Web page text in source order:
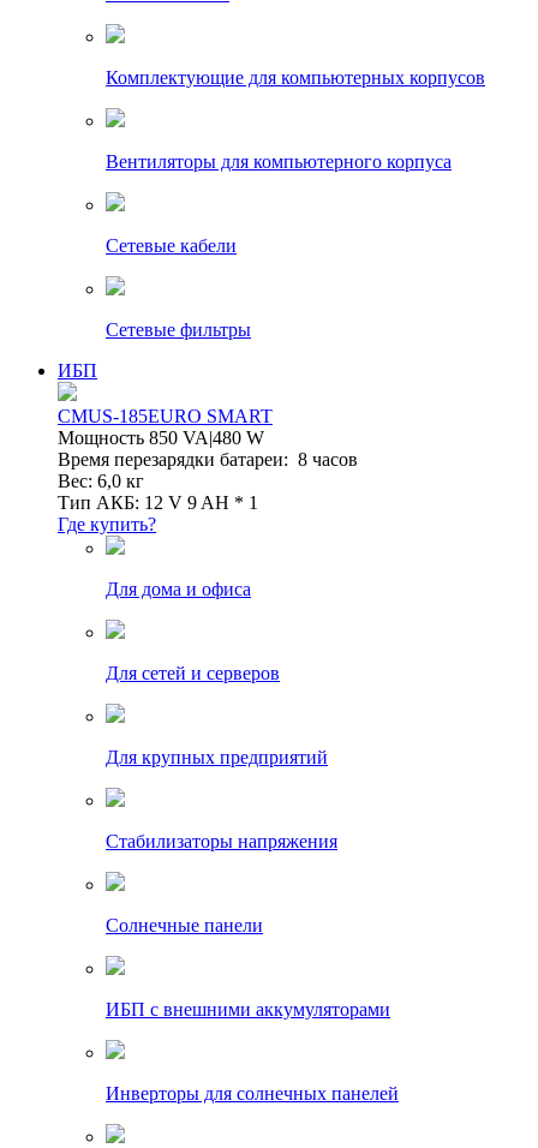
Комплектующие для компьютерных корпусов
Вентиляторы для компьютерного корпуса
Сетевые кабели
Сетевые фильтры
ИБП
CMUS-185EURO SMART
Мощность 850 VA|480 W
Время перезарядки батареи: 8 часов
Вес: 6,0 кг
Тип АКБ: 12 V 9 AH * 1
Где купить?
Для дома и офиса
Для сетей и серверов
Для крупных предприятий
Стабилизаторы напряжения
Солнечные панели
ИБП с внешними аккумуляторами
Инверторы для солнечных панелей